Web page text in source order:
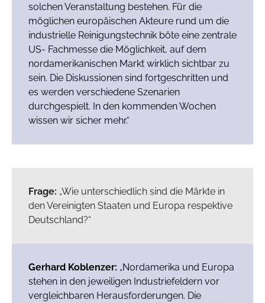
solchen Veranstaltung bestehen. Für die
möglichen europäischen Akteure rund um die
industrielle Reinigungstechnik böte eine zentrale
US- Fachmesse die Möglichkeit, auf dem
nordamerikanischen Markt wirklich sichtbar zu
sein. Die Diskussionen sind fortgeschritten und
es werden verschiedene Szenarien
durchgespielt. In den kommenden Wochen
wissen wir sicher mehr.“
Frage: „Wie unterschiedlich sind die Märkte in
den Vereinigten Staaten und Europa respektive
Deutschland?“
Gerhard Koblenzer: „Nordamerika und Europa
stehen in den jeweiligen Industriefeldern vor
vergleichbaren Herausforderungen. Die